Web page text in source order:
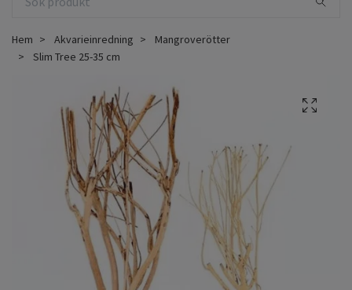
Hem Akvarieinredning
Mangroverötter
Slim Tree 25-35 cm